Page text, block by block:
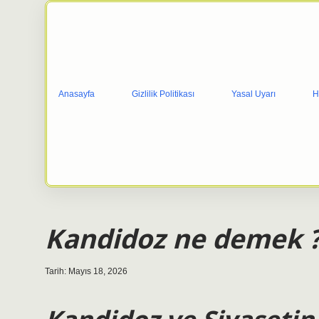
Anasayfa Gizlilik Politikası Yasal Uyarı
Kandidoz ne demek
Tarih: Mayıs 18, 2026